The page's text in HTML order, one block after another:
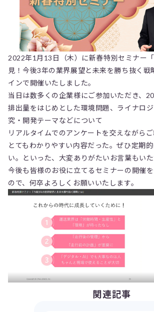
2022年1月13日（木）に新春特別セミナー
見！今後3年の業界展望と未来を勝ち抜く戦
インで開催いたしました。
当日は数多くの企業様にご参加いただき、
排出量をはじめとした環境問題、ライナロ
究・開発テーマなどについて
リアルタイムでのアンケートを交えながらご
とてもわかりやすい内容だった。ぜひ定期
い。といった、大変ありがたいお言葉もいた
今後も皆様のお役に立てるセミナーの開催
ので、何卒よろしくお願いいたします。
関連記事